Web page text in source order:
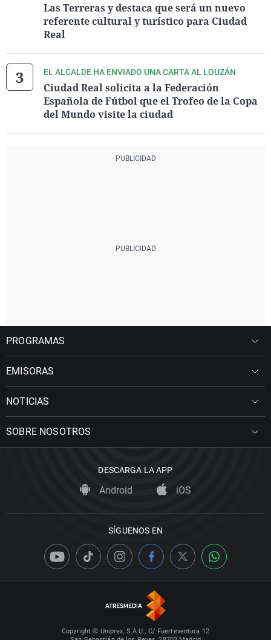
Las Terreras y destaca que será un nuevo
referente cultural y turístico para Ciudad
Real
EL ALCALDE HA ENVIADO UNA CARTA AL LOUZÁN
Ciudad Real solicita a la Federación
Española de Fútbol que el Trofeo de la Copa
del Mundo visite la ciudad
PROGRAMAS
EMISORAS
NOTICIAS
SOBRE NOSOTROS
DESCARGA LA APP
Android iOS
SÍGUENOS EN
Copyright © Uniprex, S.A.U., C/ Fuerteventura 12